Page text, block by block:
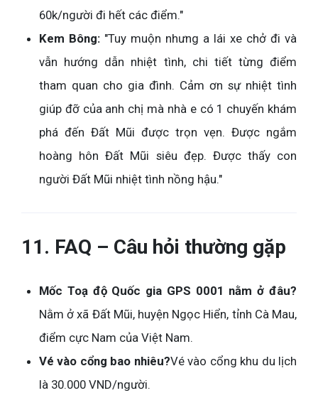
60k/người đi hết các điểm."
Kem Bông: "Tuy muộn nhưng a lái xe chở đi và
vẫn hướng dẫn nhiệt tình, chi tiết từng điểm
tham quan cho gia đình. Cảm ơn sự nhiệt tình
giúp đỡ của anh chị mà nhà e có 1 chuyến khám
phá đến Đất Mũi được trọn vẹn. Được ngắm
hoàng hôn Đất Mũi siêu đẹp. Được thấy con
người Đất Mũi nhiệt tình nồng hậu."
11. FAQ – Câu hỏi thường gặp
Mốc Toạ độ Quốc gia GPS 0001 nằm ở đâu?
Nằm ở xã Đất Mũi, huyện Ngọc Hiển, tỉnh Cà Mau,
điểm cực Nam của Việt Nam.
Vé vào cổng bao nhiêu?Vé vào cổng khu du lịch
là 30.000 VND/người.